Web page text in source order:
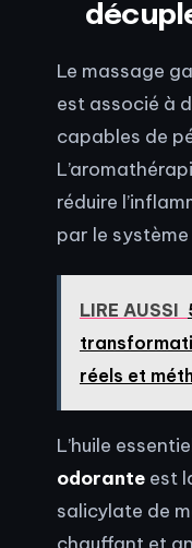
Le massage
est associé à
capables de
réduire
par le
LIRE AUSSI
réels et
L’huile
odorante est
salicylate de
chauffant et